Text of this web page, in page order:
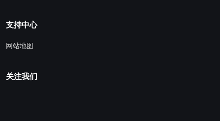
支持中心
网站地图
关注我们